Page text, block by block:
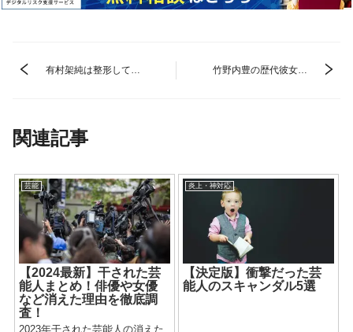
有村架純は整形してい
竹野内豊の歴代彼女は
関連記事
芸能
【2024最新】干された芸
能人まとめ！俳優や女優
など消えた理由を徹底調
査！
2023年干された芸能人の消えた
炎上・神対応
【決定版】衝撃だった芸
能人のスキャンダル5選